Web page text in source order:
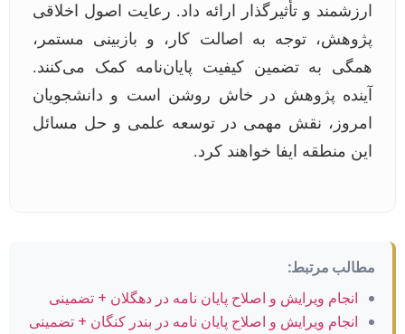
ارزشمند و تأثیرگذار ارائه داد. رعایت اصول اخلاقی
پژوهش، توجه به اصالت کار، و بازبینی مستمر،
همگی به تضمین کیفیت پایان‌نامه کمک می‌کنند.
آینده پژوهش در خاش روشن است و دانشجویان
امروز، نقش مهمی در توسعه علمی و حل مسائل
این منطقه ایفا خواهند کرد.
مطالب مرتبط:
انجام ویرایش و اصلاح پایان نامه در دهگلان + تضمینی
انجام ویرایش و اصلاح پایان نامه در بندر کنگان + تضمینی